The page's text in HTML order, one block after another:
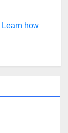
Learn how